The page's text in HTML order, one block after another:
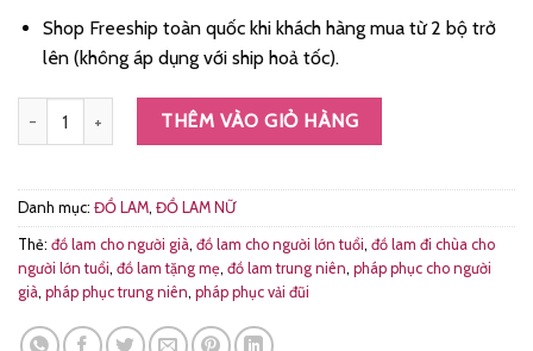
Shop Freeship toàn quốc khi khách hàng mua từ 2 bộ trở
lên (không áp dụng với ship hoả tốc).
Đồ lam đi chùa nữ vải đũi vân mây thêu sen quạt màu socola số lượng
THÊM VÀO GIỎ HÀNG
Danh mục: ĐỒ LAM, ĐỒ LAM NỮ
Thẻ: đồ lam cho người già, đồ lam cho người lớn tuổi, đồ lam đi chùa cho
người lớn tuổi, đồ lam tặng mẹ, đồ lam trung niên, pháp phục cho người
già, pháp phục trung niên, pháp phục vải đũi